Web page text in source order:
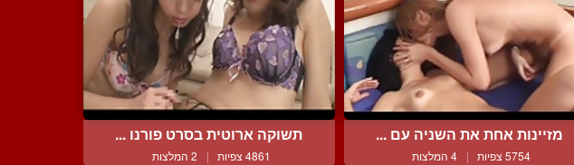
מזיינות אחת את השניה עם ...
5754 צפיות | 4 המלצות
תשוקה ארוטית בסרט פורנו ...
4861 צפיות | 2 המלצות